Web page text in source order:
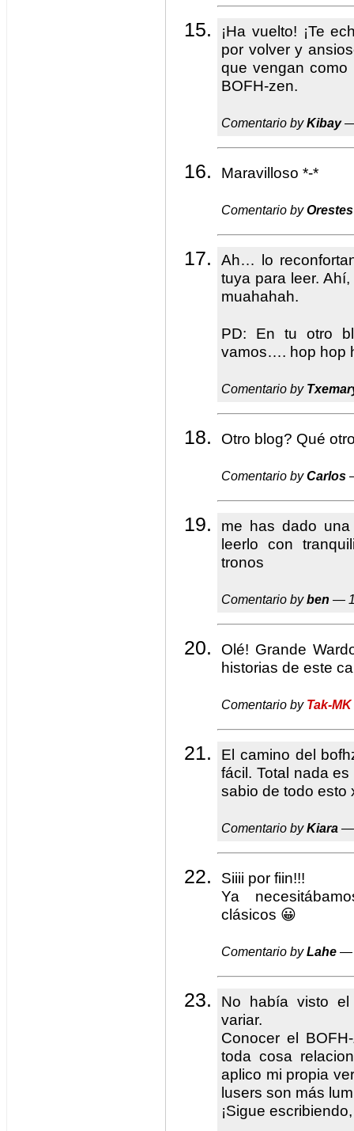
¡Ha vuelto! ¡Te
por volver y
que vengan como
BOFH-zen.
Comentario byKibay—
Maravilloso *-*
Comentario byOrestes
Ah… lo
tuya para leer.
muahahah.
PD: En tu otro
vamos…. hop hop
Comentario by
Otro blog? Qué
Comentario byCarlos
me has dado
leerlo con
tronos
Comentario byben —
Olé! Grande
historias de este
Comentario by Tak-MK
El camino del
fácil. Total nada
sabio de todo esto
Comentario byKiara —
Siiii por fiin!!!
Ya
clásicos 😀
Comentario byLahe —
No había visto
variar.
Conocer el
toda cosa
aplico mi propia
lusers son más
¡Sigue